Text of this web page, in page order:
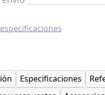
Especificaciones